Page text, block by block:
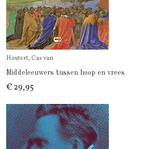
Houtert, Cas van
Middeleeuwers tussen hoop en vrees
€ 29,95